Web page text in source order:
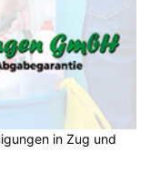
in Zug und